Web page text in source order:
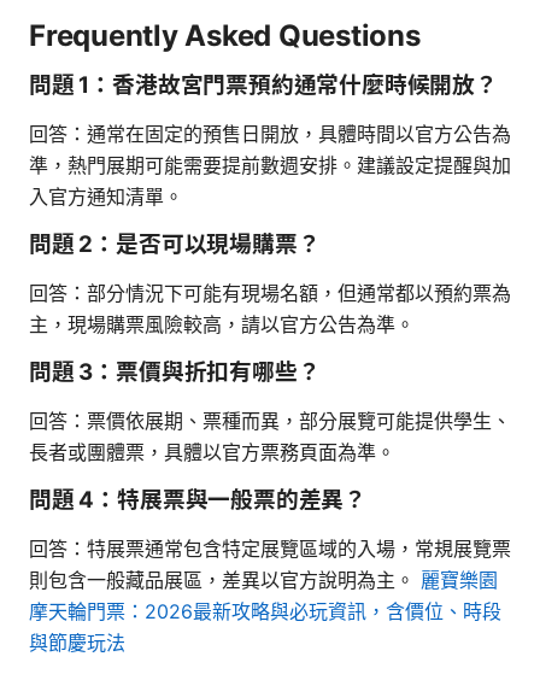
Frequently Asked Questions
問題 1：香港故宮門票預約通常什麼時候開放？
回答：通常在固定的預售日開放，具體時間以官方公告為
準，熱門展期可能需要提前數週安排。建議設定提醒與加
入官方通知清單。
問題 2：是否可以現場購票？
回答：部分情況下可能有現場名額，但通常都以預約票為
主，現場購票風險較高，請以官方公告為準。
問題 3：票價與折扣有哪些？
回答：票價依展期、票種而異，部分展覽可能提供學生、
長者或團體票，具體以官方票務頁面為準。
問題 4：特展票與一般票的差異？
回答：特展票通常包含特定展覽區域的入場，常規展覽票
則包含一般藏品展區，差異以官方說明為主。 麗寶樂園
摩天輪門票：2026最新攻略與必玩資訊，含價位、時段
與節慶玩法